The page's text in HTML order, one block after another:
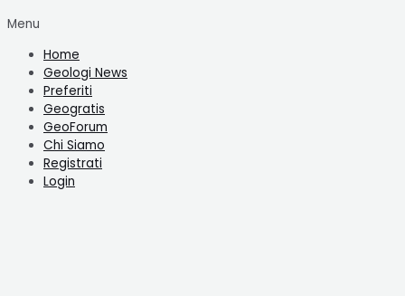
Menu
Home
Geologi News
Preferiti
Geogratis
GeoForum
Chi Siamo
Registrati
Login